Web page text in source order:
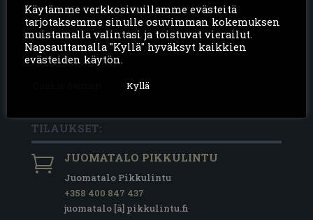
SÄHKÖPOSTILLA
invoice-27081648@kollektor.fi
POSTITSE
TILAUKSET:
 JUOMATALO PIKKULINTU
Juomatalo Pikkulintu
+358 400 847 437
juomatalo [ä] pikkulintu.fi
Käytämme verkkosivuillamme evästeitä
tarjotaksemme sinulle osuvimman kokemuksen
muistamalla valintasi ja toistuvat vierailut.
Napsauttamalla "Kyllä" hyväksyt kaikkien
evästeiden käytön.
Kyllä